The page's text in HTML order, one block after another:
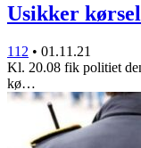
Usikker
112 • 01.11.21
Kl. 20.08 fik politiet
kø…